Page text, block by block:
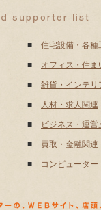
住宅設備・各種
■
オフィス・住ま
■
雑貨・インテリ
■
人材・求人関連
■
ビジネス・運営
■
買取・金融関連
■
コンピュータ
■